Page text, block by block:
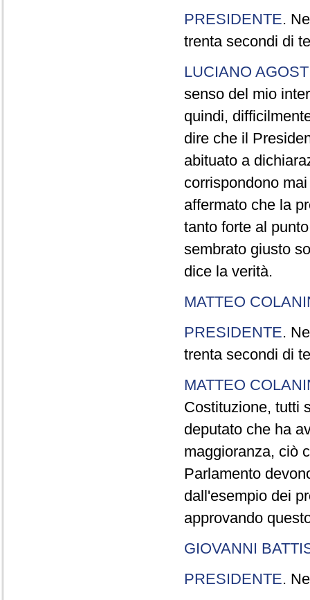
PRESIDENTE.
trenta secondi di
LUCIANO
senso del mio
quindi,
dire che il
abituato a
corrispondono
affermato che la
tanto forte al
sembrato giusto
dice la verità.
MATTEO
PRESIDENTE.
trenta secondi di
MATTEO
Costituzione, tutti
deputato che ha
maggioranza, ciò
Parlamento
dall'esempio dei
approvando
GIOVANNI
PRESIDENTE.